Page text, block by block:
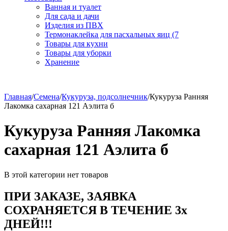
Ванная и туалет
Для сада и дачи
Изделия из ПВХ
Термонаклейка для пасхальных яиц (7
Товары для кухни
Товары для уборки
Хранение
Главная/Семена/Кукуруза, подсолнечник/Кукуруза Ранняя
Лакомка сахарная 121 Аэлита б
Кукуруза Ранняя Лакомка
сахарная 121 Аэлита б
В этой категории нет товаров
ПРИ ЗАКАЗЕ, ЗАЯВКА
СОХРАНЯЕТСЯ В ТЕЧЕНИЕ 3х
ДНЕЙ!!!